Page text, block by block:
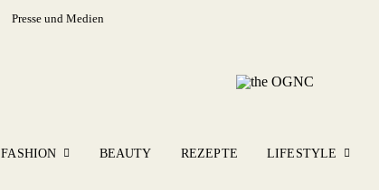
Presse und Medien
FASHION BEAUTY REZEPTE LIFESTYLE